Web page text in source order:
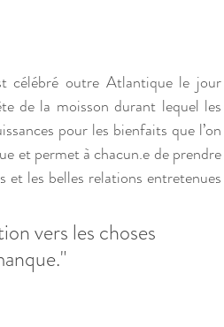
célébré outre Atlantique le jour
de la moisson durant lequel les
pour les bienfaits que l’on
et permet à chacun.e de prendre
et les belles relations entretenues
vers les choses